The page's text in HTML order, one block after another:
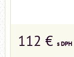
112 € s DPH